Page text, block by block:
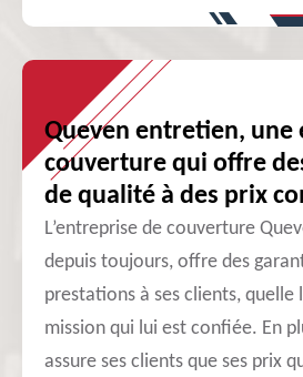
Queven entretien, une
couverture qui offre
de qualité à des prix
L’entreprise de couverture
depuis toujours, offre des
prestations à ses clients, quelle
mission qui lui est confiée. En
assure ses clients que ses prix